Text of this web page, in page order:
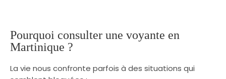
Pourquoi consulter une voyante en
Martinique ?
La vie nous confronte parfois à des situations qui